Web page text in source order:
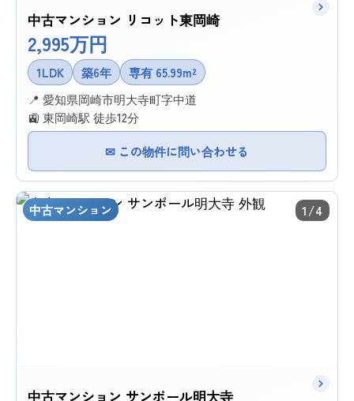
中古マンション リコット東岡崎
2,995万円
1LDK 築6年
専有 65.99m²
📍 愛知県岡崎市明大寺町字中道
🚉 東岡崎駅 徒歩12分
✉ この物件に問い合わせる
中古マンション 1/4
中古マンション サンポール明大寺